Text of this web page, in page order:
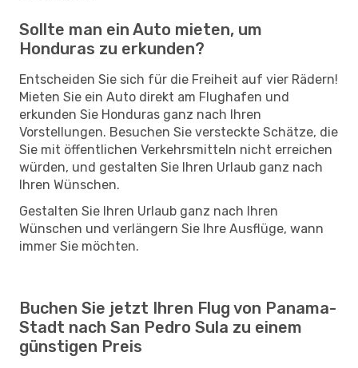
Sollte man ein Auto mieten, um
Honduras zu erkunden?
Entscheiden Sie sich für die Freiheit auf vier Rädern!
Mieten Sie ein Auto direkt am Flughafen und
erkunden Sie Honduras ganz nach Ihren
Vorstellungen. Besuchen Sie versteckte Schätze, die
Sie mit öffentlichen Verkehrsmitteln nicht erreichen
würden, und gestalten Sie Ihren Urlaub ganz nach
Ihren Wünschen.
Gestalten Sie Ihren Urlaub ganz nach Ihren
Wünschen und verlängern Sie Ihre Ausflüge, wann
immer Sie möchten.
Buchen Sie jetzt Ihren Flug von Panama-
Stadt nach San Pedro Sula zu einem
günstigen Preis